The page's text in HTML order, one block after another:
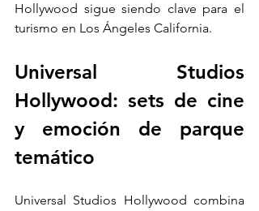
Hollywood sigue siendo clave para el
turismo en Los Ángeles California.
Universal Studios
Hollywood: sets de cine
y emoción de parque
temático
Universal Studios Hollywood combina